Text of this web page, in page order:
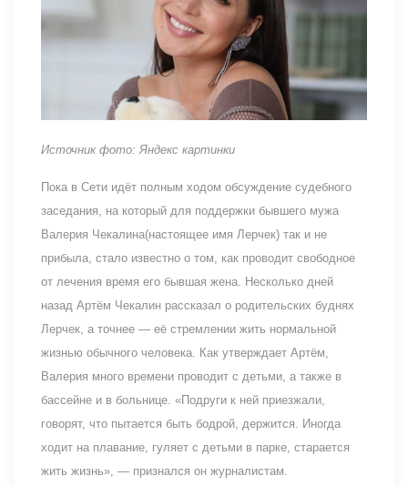
Источник фото: Яндекс картинки
Пока в Сети идёт полным ходом обсуждение судебного
заседания, на который для поддержки бывшего мужа
Валерия Чекалина(настоящее имя Лерчек) так и не
прибыла, стало известно о том, как проводит свободное
от лечения время его бывшая жена. Несколько дней
назад Артём Чекалин рассказал о родительских буднях
Лерчек, а точнее — её стремлении жить нормальной
жизнью обычного человека. Как утверждает Артём,
Валерия много времени проводит с детьми, а также в
бассейне и в больнице. «Подруги к ней приезжали,
говорят, что пытается быть бодрой, держится. Иногда
ходит на плавание, гуляет с детьми в парке, старается
жить жизнь», — признался он журналистам.